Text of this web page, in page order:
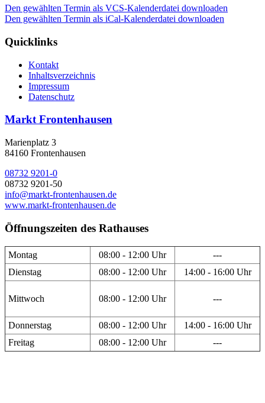
Den gewählten Termin als VCS-Kalenderdatei downloaden
Den gewählten Termin als iCal-Kalenderdatei downloaden
Quicklinks
Kontakt
Inhaltsverzeichnis
Impressum
Datenschutz
Markt Frontenhausen
Marienplatz 3
84160 Frontenhausen
08732 9201-0
08732 9201-50
info@markt-frontenhausen.de
www.markt-frontenhausen.de
Öffnungszeiten des Rathauses
Montag 08:00 - 12:00 Uhr
---
Dienstag
08:00 - 12:00 Uhr 14:00 - 16:00 Uhr
Mittwoch 08:00 - 12:00 Uhr ---
Donnerstag 08:00 - 12:00 Uhr
14:00 - 16:00 Uhr
Freitag
08:00 - 12:00 Uhr ---